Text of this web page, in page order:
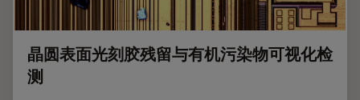
晶圆表面光刻胶残留与有机污染物可视化检
测